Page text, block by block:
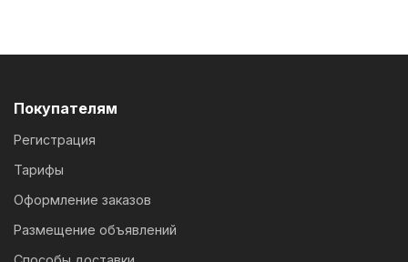
Покупателям
Регистрация
Тарифы
Оформление заказов
Размещение объявлений